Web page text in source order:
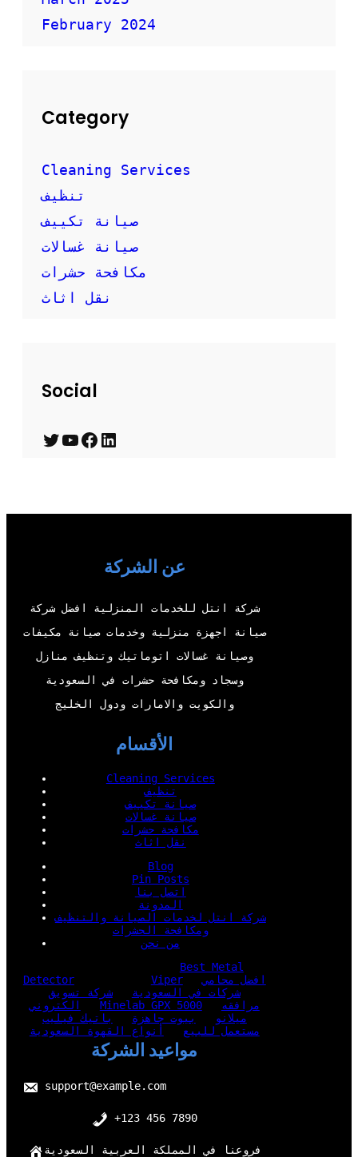
February 2024
Category
Cleaning Services
تنظيف
صيانة تكييف
صيانة غسالات
مكافحة حشرات
نقل اثاث
Social
T
r
Y
e
F
o
k
L
d
I
n
عن الشركة
شركة انتل للخدمات المنزلية افضل شركة
صيانة اجهزة منزلية وخدمات صيانة مكيفات
وصيانة غسالات اتوماتيك وتنظيف منازل
وسجاد ومكافحة حشرات في السعودية
والكويت والامارات ودول الخليج
الأقسام
Cleaning Services
تنظيف
صيانة تكييف
صيانة غسالات
مكافحة حشرات
نقل اثاث
Blog
Pin Posts
اتصل بنا
المدونة
شركة انتل لخدمات الصيانة والتنظيف
ومكافحة الحشرات
من نحن
Best Metal
Detector
Viper
افضل محامي
شركات في السعودية
شركة تسويق
الكتروني
Minelab GPX 5000
مرافقه
ميلانو
بيوت جاهزة
باتيك فيليب
مستعمل للبيع
أنواع القهوة السعودية
مواعيد الشركة
support@example.com
+123 456 7890
فروعنا في المملكة العربية السعودية